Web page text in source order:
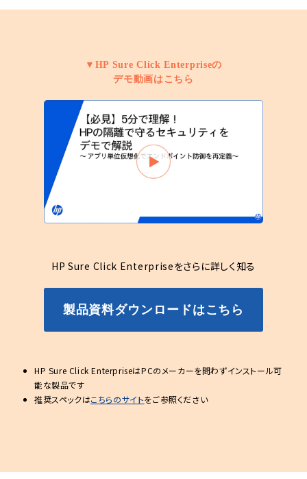
▼HP Sure Click Enterpriseの
デモ動画はこちら
HP Sure Click Enterpriseをさらに詳しく知る
製品資料ダウンロードはこちら
HP Sure Click EnterpriseはPCのメーカーを問わずインストール可
能な製品です
推奨スペックはこちらのサイトをご参照ください